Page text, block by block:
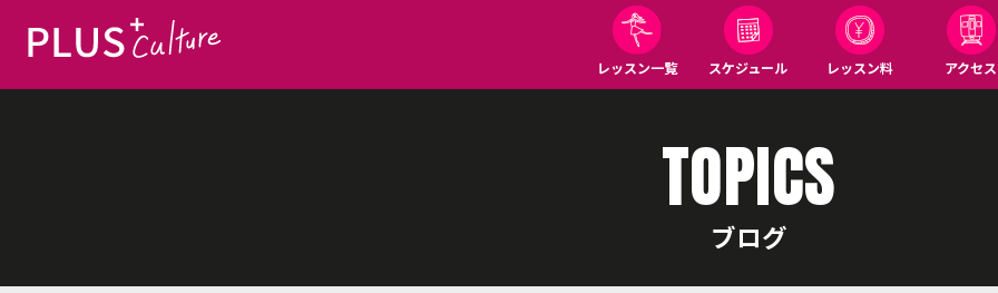
レッスン一覧 スケジュール レッスン料 アクセス
TOPICS
ブログ